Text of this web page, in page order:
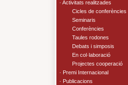
· Activitats realitzades
Cicles de conferències
Seminaris
Conferències
Taules rodones
Debats i simposis
En col·laboració
Projectes cooperació
· Premi Internacional
· Publicacions